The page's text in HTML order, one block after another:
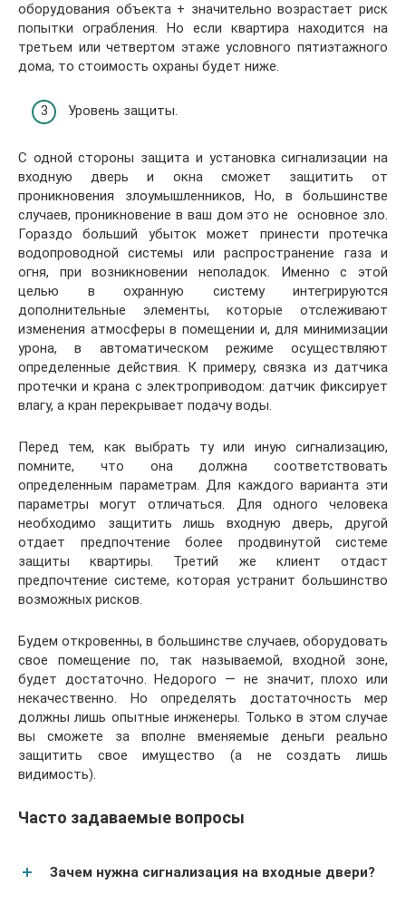
оборудования объекта + значительно возрастает риск
попытки ограбления. Но если квартира находится на
третьем или четвертом этаже условного пятиэтажного
дома, то стоимость охраны будет ниже.
Уровень защиты.
С одной стороны защита и установка сигнализации на
входную дверь и окна сможет защитить от
проникновения злоумышленников, Но, в большинстве
случаев, проникновение в ваш дом это не основное зло.
Гораздо больший убыток может принести протечка
водопроводной системы или распространение газа и
огня, при возникновении неполадок. Именно с этой
целью в охранную систему интегрируются
дополнительные элементы, которые отслеживают
изменения атмосферы в помещении и, для минимизации
урона, в автоматическом режиме осуществляют
определенные действия. К примеру, связка из датчика
протечки и крана с электроприводом: датчик фиксирует
влагу, а кран перекрывает подачу воды.
Перед тем, как выбрать ту или иную сигнализацию,
помните, что она должна соответствовать
определенным параметрам. Для каждого варианта эти
параметры могут отличаться. Для одного человека
необходимо защитить лишь входную дверь, другой
отдает предпочтение более продвинутой системе
защиты квартиры. Третий же клиент отдаст
предпочтение системе, которая устранит большинство
возможных рисков.
Будем откровенны, в большинстве случаев, оборудовать
свое помещение по, так называемой, входной зоне,
будет достаточно. Недорого — не значит, плохо или
некачественно. Но определять достаточность мер
должны лишь опытные инженеры. Только в этом случае
вы сможете за вполне вменяемые деньги реально
защитить свое имущество (а не создать лишь
видимость).
Часто задаваемые вопросы
Зачем нужна сигнализация на входные двери?